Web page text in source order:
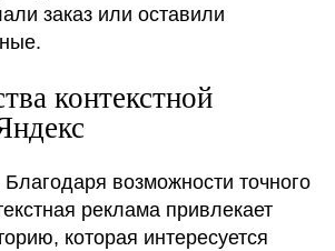
заказ или оставили
контекстной
Благодаря возможности точного
реклама привлекает
которая интересуется